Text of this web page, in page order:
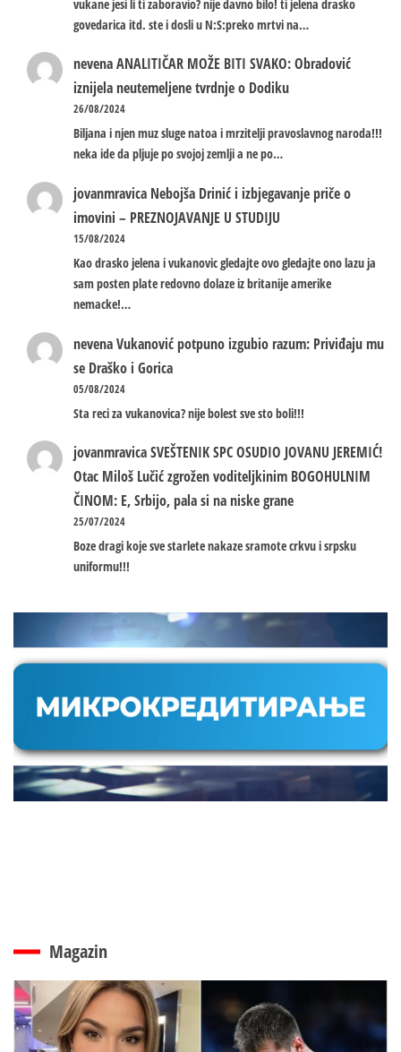
vukane jesi li ti zaboravio? nije davno bilo! ti jelena drasko
govedarica itd. ste i dosli u N:S:preko mrtvi na…
nevenaANALITIČAR MOŽE BITI SVAKO: Obradović
iznijela neutemeljene tvrdnje o Dodiku
26/08/2024
Biljana i njen muz sluge natoa i mrzitelji pravoslavnog naroda!!!
neka ide da pljuje po svojoj zemlji a ne po…
jovanmravica Nebojša Drinić i izbjegavanje priče o
imovini – PREZNOJAVANJE U STUDIJU
15/08/2024
Kao drasko jelena i vukanovic gledajte ovo gledajte ono lazu ja
sam posten plate redovno dolaze iz britanije amerike
nemacke!…
nevenaVukanović potpuno izgubio razum: Priviđaju mu
se Draško i Gorica
05/08/2024
Sta reci za vukanovica? nije bolest sve sto boli!!!
jovanmravicaSVEŠTENIK SPC OSUDIO JOVANU JEREMIĆ!
Otac Miloš Lučić zgrožen voditeljkinim BOGOHULNIM
ČINOM: E, Srbijo, pala si na niske grane
25/07/2024
Boze dragi koje sve starlete nakaze sramote crkvu i srpsku
uniformu!!!
Magazin